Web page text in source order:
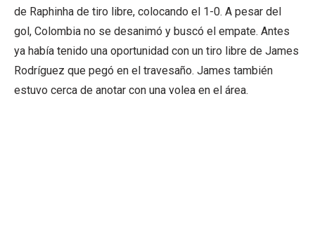
de Raphinha de tiro libre, colocando el 1-0. A pesar del
gol, Colombia no se desanimó y buscó el empate. Antes
ya había tenido una oportunidad con un tiro libre de James
Rodríguez que pegó en el travesaño. James también
estuvo cerca de anotar con una volea en el área.